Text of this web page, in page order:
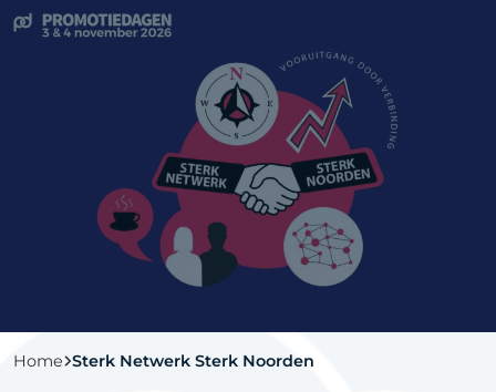
Home Sterk Netwerk Sterk Noorden